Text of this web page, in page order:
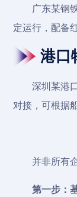
广东某钢
定运行，配备
港口
深圳某港
对接，可根据
并非所有
第一步：